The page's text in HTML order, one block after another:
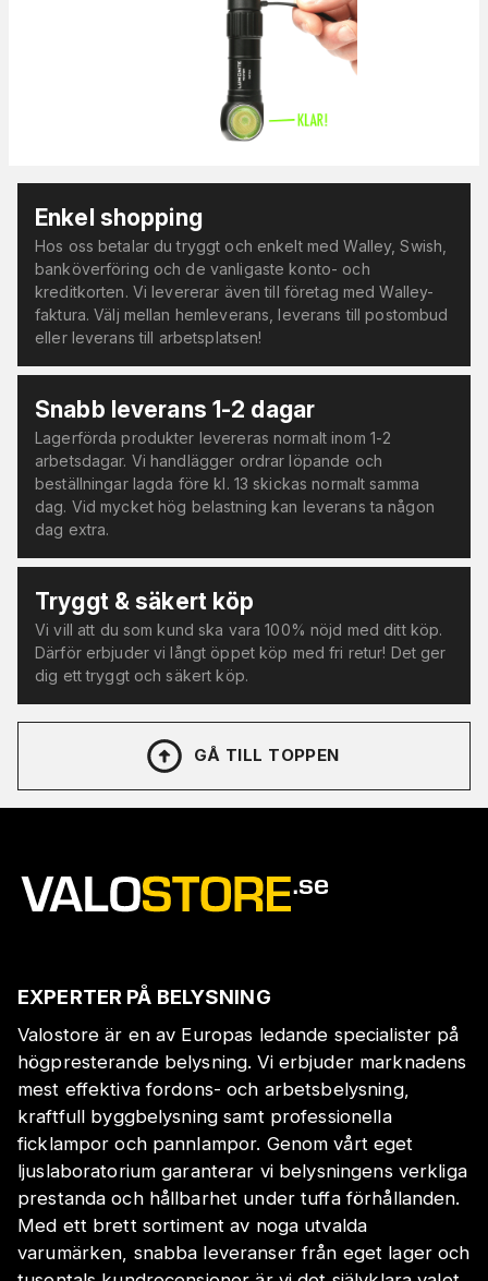
Enkel shopping
Hos oss betalar du tryggt och enkelt med Walley, Swish,
banköverföring och de vanligaste konto- och
kreditkorten. Vi levererar även till företag med Walley-
faktura. Välj mellan hemleverans, leverans till postombud
eller leverans till arbetsplatsen!
Snabb leverans 1-2 dagar
Lagerförda produkter levereras normalt inom 1-2
arbetsdagar. Vi handlägger ordrar löpande och
beställningar lagda före kl. 13 skickas normalt samma
dag. Vid mycket hög belastning kan leverans ta någon
dag extra.
Tryggt & säkert köp
Vi vill att du som kund ska vara 100% nöjd med ditt köp.
Därför erbjuder vi långt öppet köp med fri retur! Det ger
dig ett tryggt och säkert köp.
GÅ TILL TOPPEN
EXPERTER PÅ BELYSNING
Valostore är en av Europas ledande specialister på
högpresterande belysning. Vi erbjuder marknadens
mest effektiva fordons- och arbetsbelysning,
kraftfull byggbelysning samt professionella
ficklampor och pannlampor. Genom vårt eget
ljuslaboratorium garanterar vi belysningens verkliga
prestanda och hållbarhet under tuffa förhållanden.
Med ett brett sortiment av noga utvalda
varumärken, snabba leveranser från eget lager och